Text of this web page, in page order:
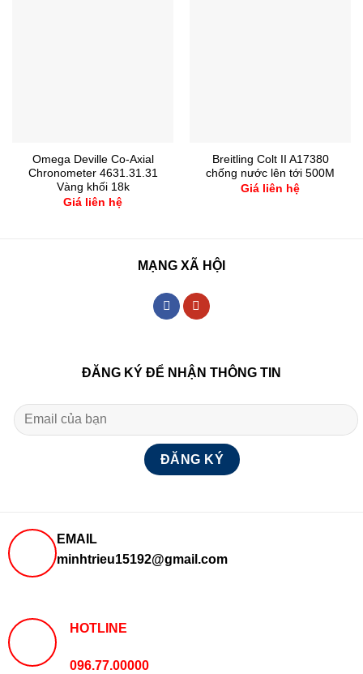
Omega Deville Co-Axial
Chronometer 4631.31.31
Vàng khối 18k
Giá liên hệ
Breitling Colt II A17380
chống nước lên tới 500M
Giá liên hệ
MẠNG XÃ HỘI
ĐĂNG KÝ ĐỂ NHẬN THÔNG TIN
EMAIL
minhtrieu15192@gmail.com
HOTLINE
096.77.00000